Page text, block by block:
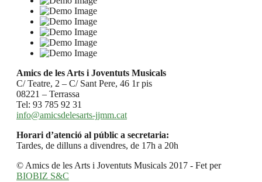
Amics de les Arts i Joventuts Musicals
C/ Teatre, 2 – C/ Sant Pere, 46 1r pis
08221 – Terrassa
Tel: 93 785 92 31
info@amicsdelesarts-jjmm.cat
Horari d’atenció al públic a secretaria:
Tardes, de dilluns a divendres, de 17h a 20h
© Amics de les Arts i Joventuts Musicals 2017 - Fet per
BIOBIZ S&C